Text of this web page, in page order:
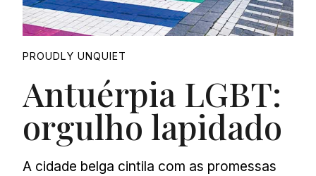
PROUDLY UNQUIET
Antuérpia LGBT:
orgulho lapidado
A cidade belga cintila com as promessas